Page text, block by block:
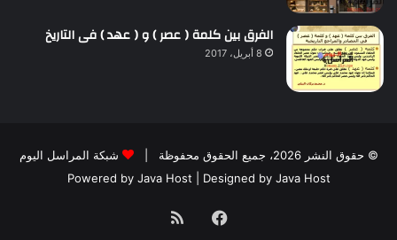
الفرق بين كلمة ( عصر ) و ( عهد ) فى التاريخ
8 أبريل، 2017
© حقوق النشر 2026، جميع الحقوق محفوظة |
شبكة المراسل اليوم
Powered by Java Host | Designed by Java Host
فيسبوكملخص